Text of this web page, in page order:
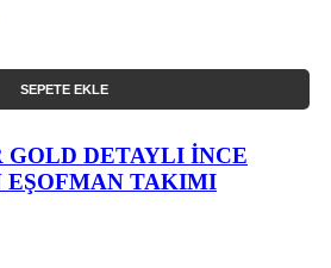
SEPETE EKLE
DETAYLI İNCE
EŞOFMAN TAKIMI